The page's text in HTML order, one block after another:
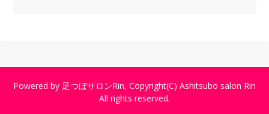
Powered by 足つぼサロンRin, Copyright(C) Ashitsubo salon Rin
All rights reserved.